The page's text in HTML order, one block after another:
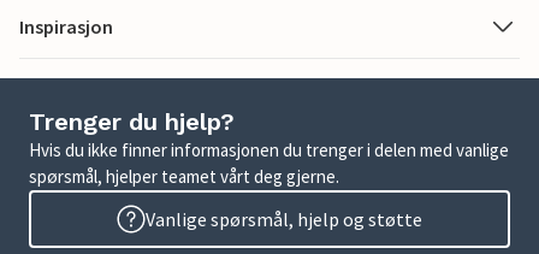
Inspirasjon
Trenger du hjelp?
Hvis du ikke finner informasjonen du trenger i delen med vanlige
spørsmål, hjelper teamet vårt deg gjerne.
Vanlige spørsmål, hjelp og støtte